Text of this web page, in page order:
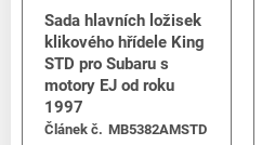
Sada hlavních ložisek
klikového hřídele King
STD pro Subaru s
motory EJ od roku
1997
Článek č. MB5382AMSTD